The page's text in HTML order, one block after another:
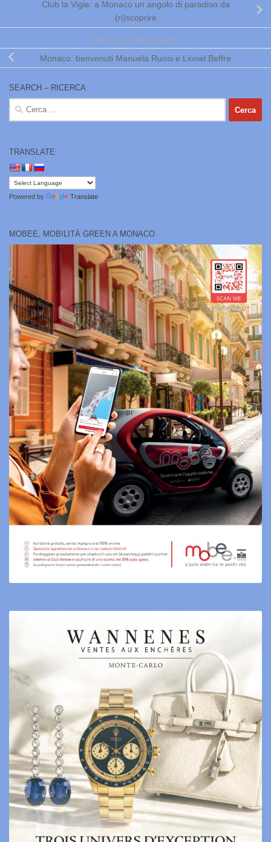
Club la Vigie: a Monaco un angolo di paradiso da
(ri)scoprire
ARTICOLO PRECEDENTE
Monaco: benvenuti Manuela Ruosi e Lionel Beffre
SEARCH – RICERCA
Ricerca
per:
TRANSLATE:
Powered by Translate
MOBEE, MOBILITÀ GREEN A MONACO